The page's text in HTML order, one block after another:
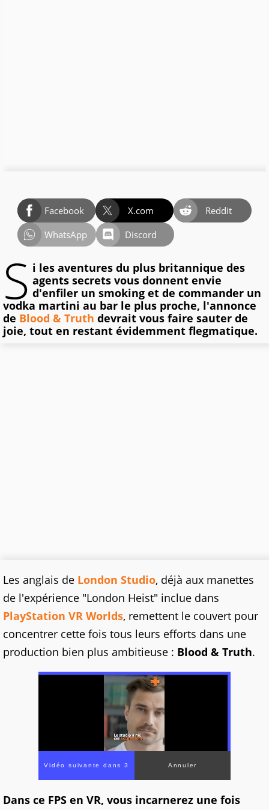
Facebook X.com
Reddit
WhatsApp
Discord
S i les aventures du plus britannique des
agents secrets vous donnent envie
d'enfiler un smoking et de commander un
vodka martini au bar le plus proche, l'annonce
de Blood & Truth devrait vous faire sauter de
joie, tout en restant évidemment flegmatique.
Les anglais de London Studio, déjà aux manettes
de l'expérience "London Heist" inclue dans
PlayStation VR Worlds, remettent le couvert pour
concentrer cette fois tous leurs efforts dans une
production bien plus ambitieuse : Blood & Truth.
Dans ce FPS en VR, vous incarnerez une fois